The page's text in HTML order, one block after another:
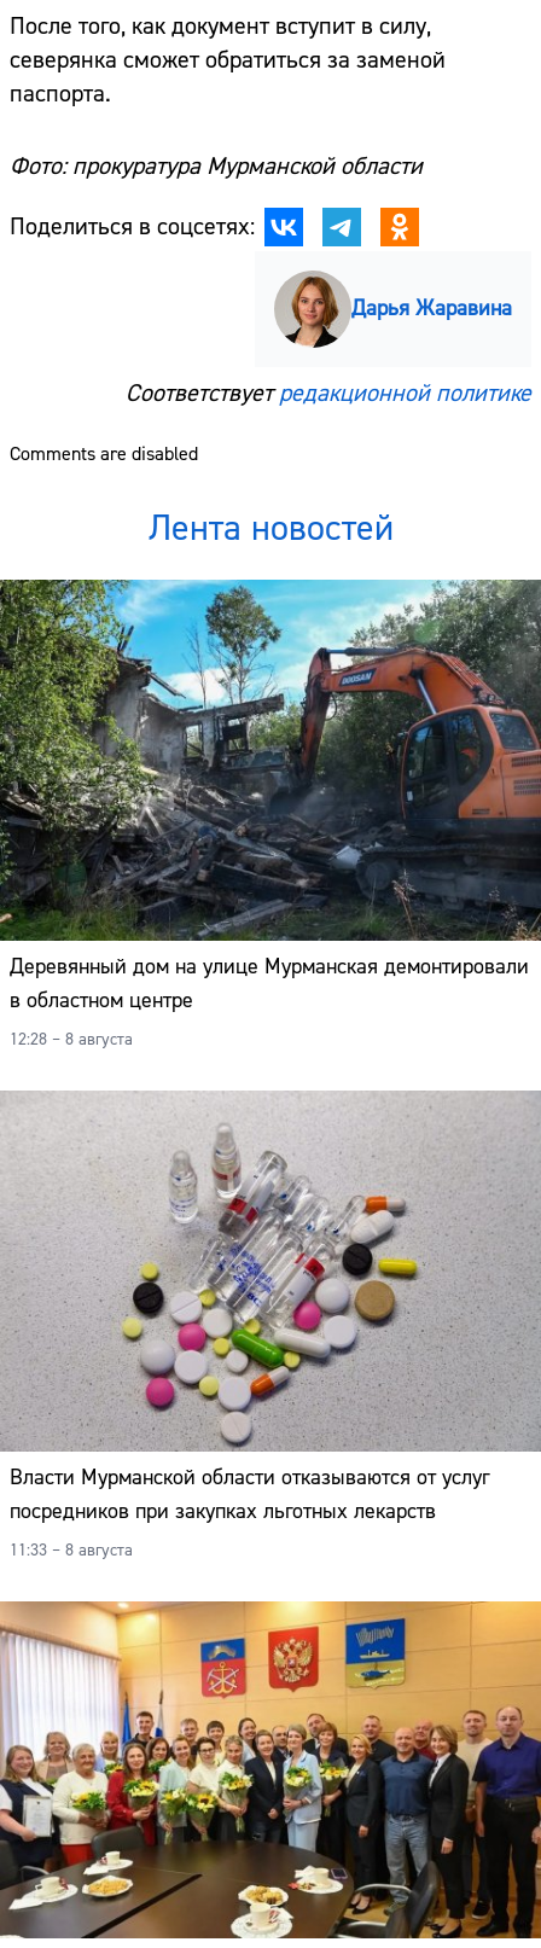
После того, как документ вступит в силу,
северянка сможет обратиться за заменой
паспорта.
Фото: прокуратура Мурманской области
Поделиться в соцсетях:
Дарья Жаравина
Соответствуетредакционной политике
Comments are disabled
Лента новостей
Деревянный дом на улице Мурманская демонтировали
в областном центре
12:28 – 8 августа
Власти Мурманской области отказываются от услуг
посредников при закупках льготных лекарств
11:33 – 8 августа